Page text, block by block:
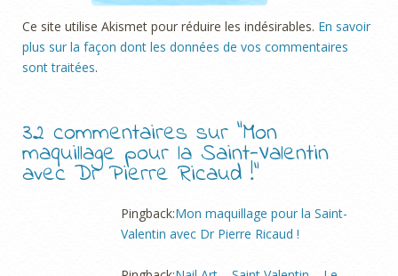
Ce site utilise Akismet pour réduire les indésirables. En savoir
plus sur la façon dont les données de vos commentaires
sont traitées.
32 commentaires sur “Mon
maquillage pour la Saint-Valentin
avec Dr Pierre Ricaud !”
Pingback:Mon maquillage pour la Saint-
Valentin avec Dr Pierre Ricaud !